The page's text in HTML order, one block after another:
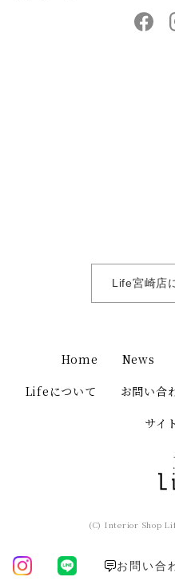
Life宮崎店
Home News
Lifeについて
お問い合
サイ
(C) Interior Shop
お問い合